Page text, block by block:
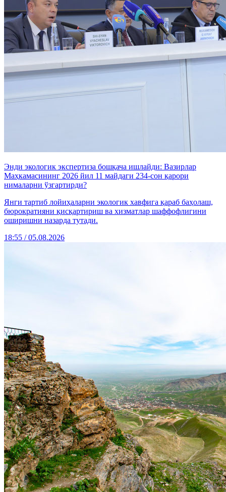
Энди экологик экспертиза бошқача ишлайди: Вазирлар
Маҳкамасининг 2026 йил 11 майдаги 234-сон қарори
нималарни ўзгартирди?
Янги тартиб лойиҳаларни экологик хавфига қараб баҳолаш,
бюрократияни қисқартириш ва хизматлар шаффофлигини
оширишни назарда тутади.
18:55 / 05.08.2026